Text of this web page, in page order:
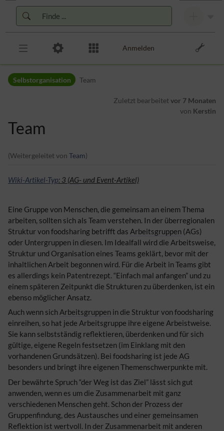
Zur Kopfleiste
Zur Hauptnavigation
Zu den Seitenwerkzeugen
Anmelden
Selbstorganisation Team
Zuletzt bearbeitetvor 7 Monaten
von Kerstin
Team
(Weitergeleitet von Team)
Wiki-Artikel-Typ: 3 (AG- und Event-Artikel)
Eine Gruppe von Menschen, die gemeinsam an einem Thema
arbeiten, sollten sich als Team verstehen. In der überregionalen
Struktur von foodsharing betrifft das Arbeitsgruppen (AGs)
oder Untergruppen in diesen. Im Idealfall wird die Arbeitsweise,
Struktur und Organisation eines Teams geklärt, bevor mit der
inhaltlichen Arbeit begonnen wird. Für die Arbeit in Teams gibt
es allerdings kein Patentrezept. “Einfach mal anfangen” und zu
einem späteren Zeitpunkt die Strukturen zu überdenken, ist ein
ebenso möglicher Ansatz.
Auch wenn sich Arbeitsgruppen in die Struktur von foodsharing
einreihen, so hat jede Arbeitsgruppe ihre eigene Arbeistweise.
Sie kann selbstständig reflektieren, überdenken und für sich
gültige, eigene Regeln festsetzen (im Einklang mit den
vorhandenen Grundsätzen). Bei foodsharing ist jede AG
besonders und bringt ihre eigenen Themenschwerpunkte mit.
Der bewährte Spruch “der Weg ist das Ziel” lässt sich gut
anwenden, wenn es um die Zusammenarbeit mit ganz
verschiedenen Menschen geht. Schon der Prozess der
Gruppenfindung, des Austausches und einer gemeinsamen
Reflektion ist wertvoll. In der Zusammenarbeit mit anderen